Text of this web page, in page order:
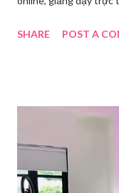
Trong bài viết dưới
mạng xã hội hoặc
chuyên biệt giúp xử lý
định. Những công cụ
SHARE POST A